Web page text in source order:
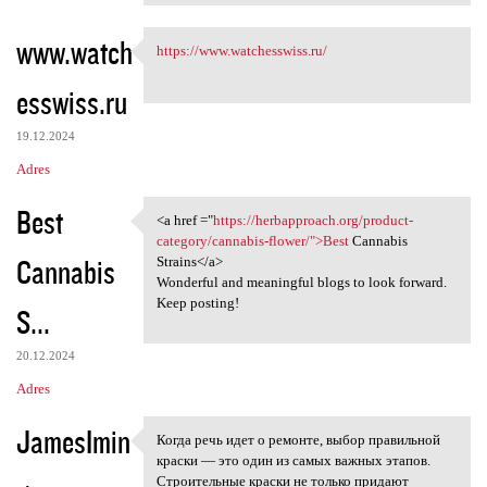
www.watch
esswiss.ru
19.12.2024
Adres
https://www.watchesswiss.ru/
https://www.watchesswiss.ru/
Best
Cannabis
S...
20.12.2024
Adres
<a href ="https:/
<a href ="https://herbapproach.org/product-
category/cannabis-flower/">BestCannabis
Strains</a>
Wonderful and meaningful blogs to look forward.
Keep posting!
JamesImin Когда речь идет о ремонте,
Когда речь идет о ремонте, выбор правильной
краски — это один из самых важных этапов.
Строительные краски не только придают